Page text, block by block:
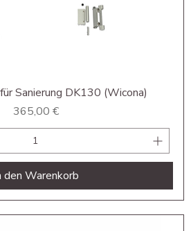
Sanierung DK130 (Wicona)
Preis
365,00 €
den Warenkorb